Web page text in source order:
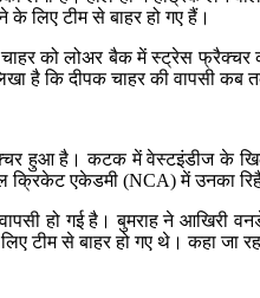
के लिए टीम से बाहर हो गए हैं।
चाहर को लोअर बैक में स्ट्रेस
है कि दीपक चाहर की वापसी कब
हुआ है। कटक में वेस्टइंडीज के
एकेडमी (NCA) में उनका
हो गई है। बुमराह ने आखिरी
टीम से बाहर हो गए थे। कहा जा